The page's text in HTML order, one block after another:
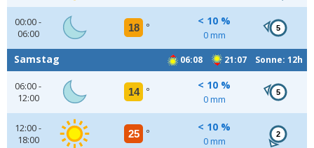
00:00 -
06:00
18 °
< 10 %
0 mm
5
06:08 21:07 Sonne: 12h
Samstag
06:00 -
12:00
14 °
< 10 %
0 mm
5
12:00 -
18:00
25 °
< 10 %
0 mm
2